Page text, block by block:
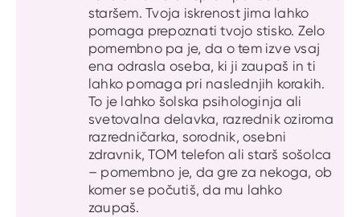
staršem. Tvoja iskrenost jima lahko
pomaga prepoznati tvojo stisko. Zelo
pomembno pa je, da o tem izve vsaj
ena odrasla oseba, ki ji zaupaš in ti
lahko pomaga pri naslednjih korakih.
To je lahko šolska psihologinja ali
svetovalna delavka, razrednik oziroma
razredničarka, sorodnik, osebni
zdravnik, TOM telefon ali starš sošolca
– pomembno je, da gre za nekoga, ob
komer se počutiš, da mu lahko
zaupaš.